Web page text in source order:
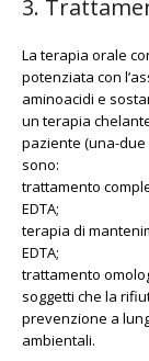
3.
La terapia orale
potenziata con
aminoacidi e
un terapia
paziente (una-due
sono:
trattamento
EDTA;
terapia di
EDTA;
trattamento
soggetti che la
prevenzione a
ambientali.